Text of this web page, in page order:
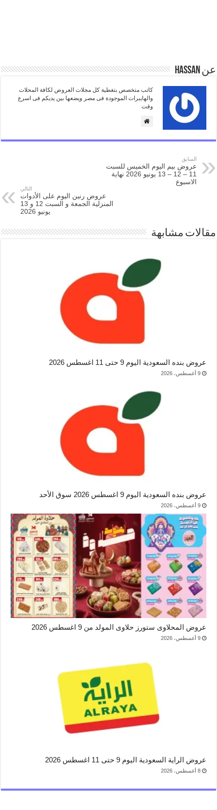
عن Hassan
كاتب متخصص بتغطية كل مجلات العروض لكافة المحلات
والهايبرات الموجودة فى مصر ويضعها بين يديكم فى اسرع
وقت
السابق
عروض بيم اليوم الخميس للسبت
11 – 12 – 13 يونيو 2026 نهاية
الاسبوع
التالي
عروض رنين اليوم على الأدوات
المنزلية الجمعة و السبت 12 و 13
يونيو 2026
مقالات مشابهة
عروض بنده السعودية اليوم 9 حتى 11 اغسطس 2026
9 أغسطس، 2026
عروض بنده السعودية اليوم 9 اغسطس 2026 سوق الأحد
9 أغسطس، 2026
عروض المحلاوى ستورز حلاوى المولد من 9 اغسطس 2026
9 أغسطس، 2026
عروض الراية السعودية اليوم 9 حتى 11 اغسطس 2026
8 أغسطس، 2026